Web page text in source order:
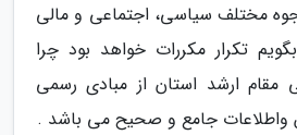
مختلف سیاسی، اجتماعی و مالی
تکرار مکررات خواهد بود چرا
مقام ارشد استان از مبادی رسمی
واطلاعات جامع و صحیح می باشد .